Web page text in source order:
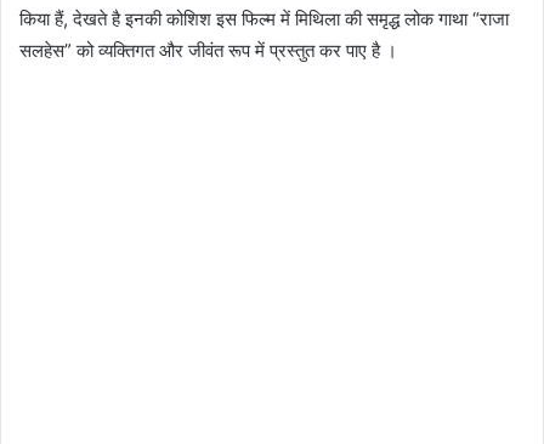
किया हैं, देखते है इनकी कोशिश इस फिल्म में मिथिला की समृद्ध लोक गाथा “राजा
सलहेस” को व्यक्तिगत और जीवंत रूप में प्रस्तुत कर पाए है ।